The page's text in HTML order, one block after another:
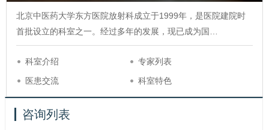
北京中医药大学东方医院放射科成立于1999年，是医院建院时
首批设立的科室之一。经过多年的发展，现已成为国…
科室介绍
专家列表
医患交流
科室特色
咨询列表